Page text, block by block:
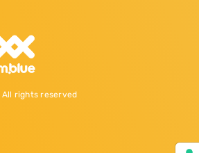
All rights reserved